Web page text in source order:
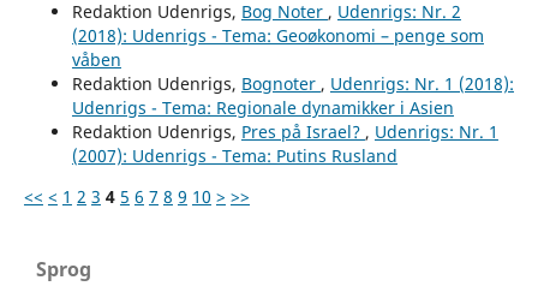
Redaktion Udenrigs, Bog Noter , Udenrigs: Nr. 2
(2018): Udenrigs - Tema: Geoøkonomi – penge som
våben
Redaktion Udenrigs, Bognoter , Udenrigs: Nr. 1 (2018):
Udenrigs - Tema: Regionale dynamikker i Asien
Redaktion Udenrigs, Pres på Israel? , Udenrigs: Nr. 1
(2007): Udenrigs - Tema: Putins Rusland
<< < 1 2 3 4 5 6 7 8 9 10 > >>
Sprog